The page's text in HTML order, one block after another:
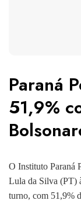
Paraná
51,9%
O Instituto Paraná
Lula da Silva (PT)
turno, com 51,9%